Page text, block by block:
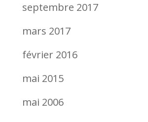
septembre 2017
mars 2017
février 2016
mai 2015
mai 2006